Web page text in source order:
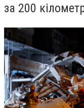
за 200